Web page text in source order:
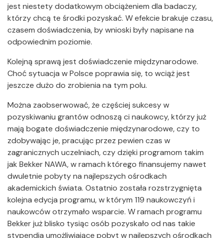
jest niestety dodatkowym obciążeniem dla badaczy,
którzy chcą te środki pozyskać. W efekcie brakuje czasu,
czasem doświadczenia, by wnioski były napisane na
odpowiednim poziomie.
Kolejną sprawą jest doświadczenie międzynarodowe.
Choć sytuacja w Polsce poprawia się, to wciąż jest
jeszcze dużo do zrobienia na tym polu.
Można zaobserwować, że częściej sukcesy w
pozyskiwaniu grantów odnoszą ci naukowcy, którzy już
mają bogate doświadczenie międzynarodowe, czy to
zdobywając je, pracując przez pewien czas w
zagranicznych uczelniach, czy dzięki programom takim
jak Bekker NAWA, w ramach którego finansujemy nawet
dwuletnie pobyty na najlepszych ośrodkach
akademickich świata. Ostatnio została rozstrzygnięta
kolejna edycja programu, w którym 119 naukowczyń i
naukowców otrzymało wsparcie. W ramach programu
Bekker już blisko tysiąc osób pozyskało od nas takie
stypendia umożliwiające pobyt w najlepszych ośrodkach